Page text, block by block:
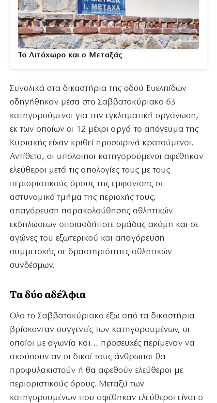
Το Λιτόχωρο και ο Μεταξάς
Συνολικά στα δικαστήρια της οδού Ευελπίδων
οδηγήθηκαν μέσα στο Σαββατοκύριακο 63
κατηγορούμενοι για την εγκληματική οργάνωση,
εκ των οποίων οι 12 μέχρι αργά το απόγευμα της
Κυριακής είχαν κριθεί προσωρινά κρατούμενοι.
Αντίθετα, οι υπόλοιποι κατηγορούμενοι αφέθηκαν
ελεύθεροι μετά τις απολογίες τους με τους
περιοριστικούς όρους της εμφάνισης σε
αστυνομικό τμήμα της περιοχής τους,
απαγόρευση παρακολούθησης αθλητικών
εκδηλώσεων οποιασδήποτε ομάδας ακόμη και σε
αγώνες του εξωτερικού και απαγόρευση
συμμετοχής σε δραστηριότητες αθλητικών
συνδέσμων.
Τα δύο αδέλφια
Ολο το Σαββατοκύριακο έξω από τα δικαστήρια
βρίσκονταν συγγενείς των κατηγορουμένων, οι
οποίοι με αγωνία και… προσευχές περίμεναν να
ακούσουν αν οι δικοί τους άνθρωποι θα
προφυλακιστούν ή θα αφεθούν ελεύθεροι με
περιοριστικούς όρους. Μεταξύ των
κατηγορουμένων που αφέθηκαν ελεύθεροι είναι ο